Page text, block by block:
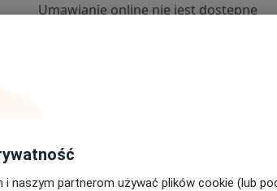
Umawianie online nie jest dostępne
i naszym partnerom używać plików cookie (lub